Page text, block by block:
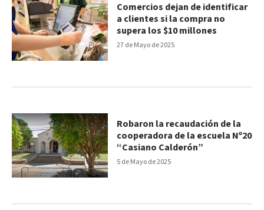
27 de Mayo de 2025
Comercios dejan de identificar
a clientes si la compra no
supera los $10 millones
5 de Mayo de 2025
Robaron la recaudación de la
cooperadora de la escuela Nº20
“Casiano Calderón”